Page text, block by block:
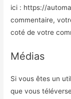
ici : https://
commentaire,
coté de votre
Médias
Si vous êtes un
que vous